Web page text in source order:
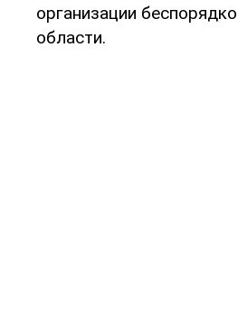
организации
области.